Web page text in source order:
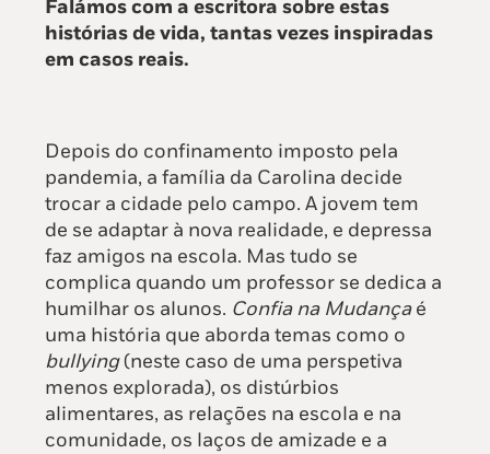
Falámos com a escritora sobre estas
histórias de vida, tantas vezes inspiradas
em casos reais.
Depois do confinamento imposto pela
pandemia, a família da Carolina decide
trocar a cidade pelo campo. A jovem tem
de se adaptar à nova realidade, e depressa
faz amigos na escola. Mas tudo se
complica quando um professor se dedica a
humilhar os alunos. Confia na Mudançaé
uma história que aborda temas como o
bullying(neste caso de uma perspetiva
menos explorada), os distúrbios
alimentares, as relações na escola e na
comunidade, os laços de amizade e a